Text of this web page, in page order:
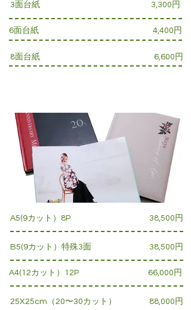
3,300円
3面台紙
4,400円
6面台紙
6,600円
8面台紙
A5(9カット）8P 38,500円
B5(9カット）特殊3面 38,500円
A4(12カット）12P 66,000円
25X25cm（20〜30カット） 88,000円